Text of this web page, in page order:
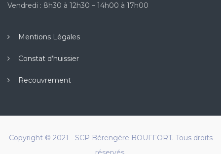
Vendredi : 8h30 à 12h30 – 14h00 à 17h00
Mentions Légales
Constat d’huissier
Recouvrement
Copyright © 2021 - SCP Bérengère BOUFFORT. Tous droits